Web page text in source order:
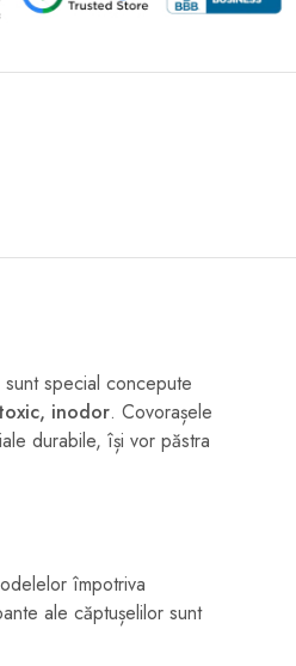
sunt special concepute
inodor. Covorașele
durabile, își vor păstra
împotriva
ale căptușelilor sunt